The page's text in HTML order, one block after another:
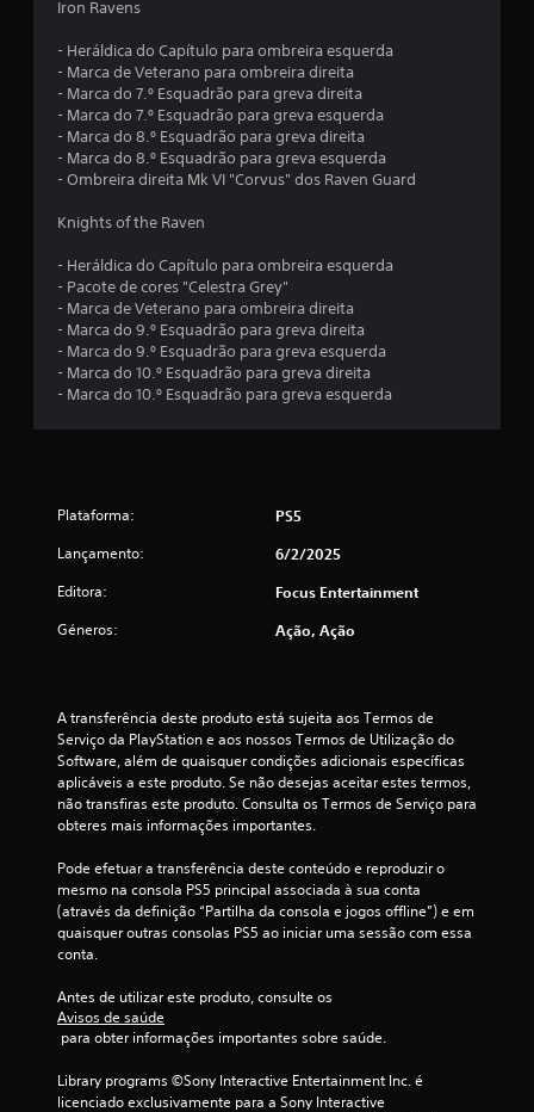
õ
e
s
Iron Ravens
- Heráldica do Capítulo para ombreira esquerda
- Marca de Veterano para ombreira direita
- Marca do 7.º Esquadrão para greva direita
- Marca do 7.º Esquadrão para greva esquerda
- Marca do 8.º Esquadrão para greva direita
- Marca do 8.º Esquadrão para greva esquerda
- Ombreira direita Mk VI "Corvus" dos Raven Guard
Knights of the Raven
- Heráldica do Capítulo para ombreira esquerda
- Pacote de cores "Celestra Grey"
- Marca de Veterano para ombreira direita
- Marca do 9.º Esquadrão para greva direita
- Marca do 9.º Esquadrão para greva esquerda
- Marca do 10.º Esquadrão para greva direita
- Marca do 10.º Esquadrão para greva esquerda
Plataforma: PS5
Lançamento: 6/2/2025
Editora: Focus Entertainment
Géneros: Ação, Ação
A transferência deste produto está sujeita aos Termos de
Serviço da PlayStation e aos nossos Termos de Utilização do
Software, além de quaisquer condições adicionais específicas
aplicáveis a este produto. Se não desejas aceitar estes termos,
não transfiras este produto. Consulta os Termos de Serviço para
obteres mais informações importantes.
Pode efetuar a transferência deste conteúdo e reproduzir o
mesmo na consola PS5 principal associada à sua conta
(através da definição “Partilha da consola e jogos offline”) e em
quaisquer outras consolas PS5 ao iniciar uma sessão com essa
conta.
Antes de utilizar este produto, consulte os
Avisos de saúde
para obter informações importantes sobre saúde.
Library programs ©Sony Interactive Entertainment Inc. é
licenciado exclusivamente para a Sony Interactive